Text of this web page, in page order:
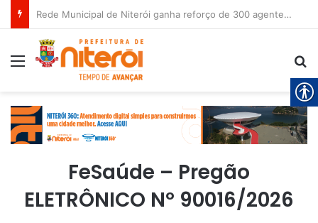
Rede Municipal de Niterói ganha reforço de 300 agentes de apoio escolar
Menu
FeSaúde – Pregão
ELETRÔNICO Nº 90016/2026